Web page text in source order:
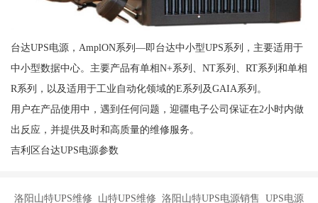
台达UPS电源，AmplON系列—即台达中小型UPS系列，主要适用于
中小型数据中心。主要产品有单相N+系列、NT系列、RT系列和单相
R系列，以及适用于工业自动化领域的E系列及GAIA系列。
用户在产品使用中，遇到任何问题，迎疆电子公司保证在2小时内做
出反应，并提供及时和高质量的维修服务。
吉利区台达UPS电源参数
洛阳山特UPS维修 山特UPS维修 洛阳山特UPS电源销售 UPS电源